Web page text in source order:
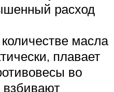
расход
масла
плавает
во